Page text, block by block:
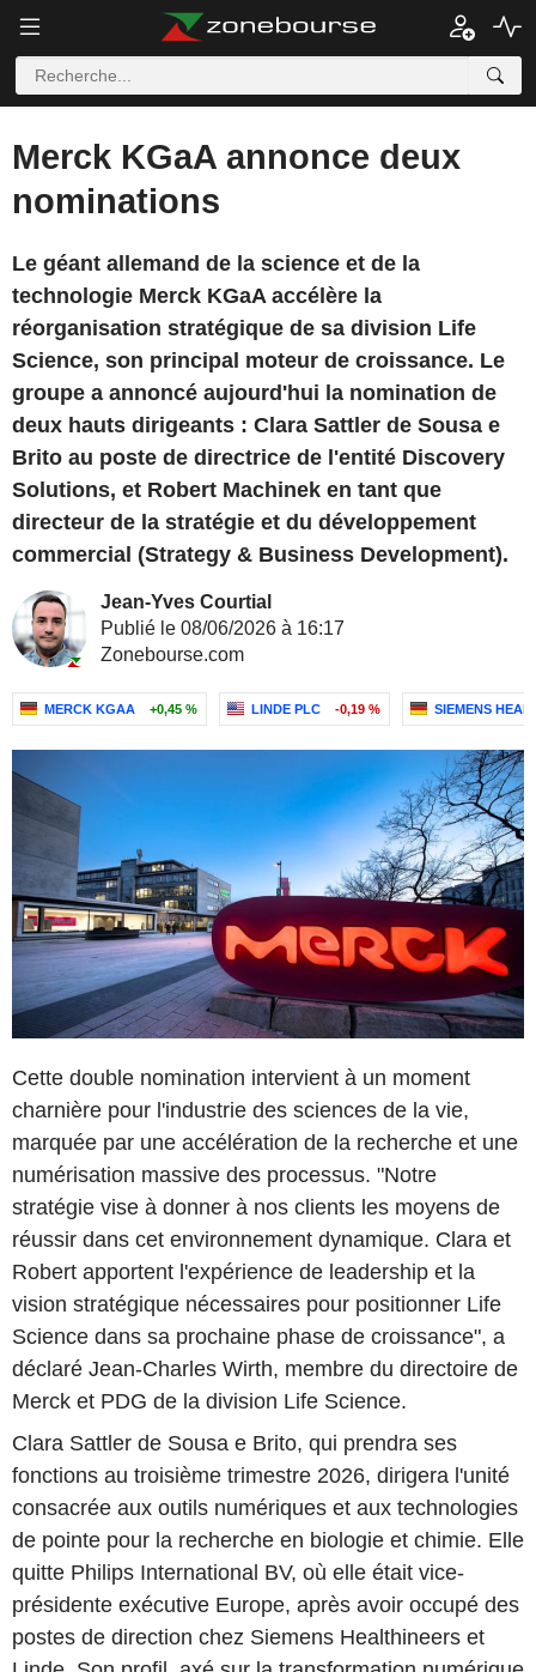
Merck KGaA annonce deux
nominations
Le géant allemand de la science et de la
technologie Merck KGaA accélère la
réorganisation stratégique de sa division Life
Science, son principal moteur de croissance. Le
groupe a annoncé aujourd'hui la nomination de
deux hauts dirigeants : Clara Sattler de Sousa e
Brito au poste de directrice de l'entité Discovery
Solutions, et Robert Machinek en tant que
directeur de la stratégie et du développement
commercial (Strategy & Business Development).
Jean-Yves Courtial
Publié le 08/06/2026 à 16:17
Zonebourse.com
MERCK KGAA +0,45 % LINDE PLC -0,19 % SIEMENS
Cette double nomination intervient à un moment
charnière pour l'industrie des sciences de la vie,
marquée par une accélération de la recherche et une
numérisation massive des processus. "Notre
stratégie vise à donner à nos clients les moyens de
réussir dans cet environnement dynamique. Clara et
Robert apportent l'expérience de leadership et la
vision stratégique nécessaires pour positionner Life
Science dans sa prochaine phase de croissance", a
déclaré Jean-Charles Wirth, membre du directoire de
Merck et PDG de la division Life Science.
Clara Sattler de Sousa e Brito, qui prendra ses
fonctions au troisième trimestre 2026, dirigera l'unité
consacrée aux outils numériques et aux technologies
de pointe pour la recherche en biologie et chimie. Elle
quitte Philips International BV, où elle était vice-
présidente exécutive Europe, après avoir occupé des
postes de direction chez Siemens Healthineers et